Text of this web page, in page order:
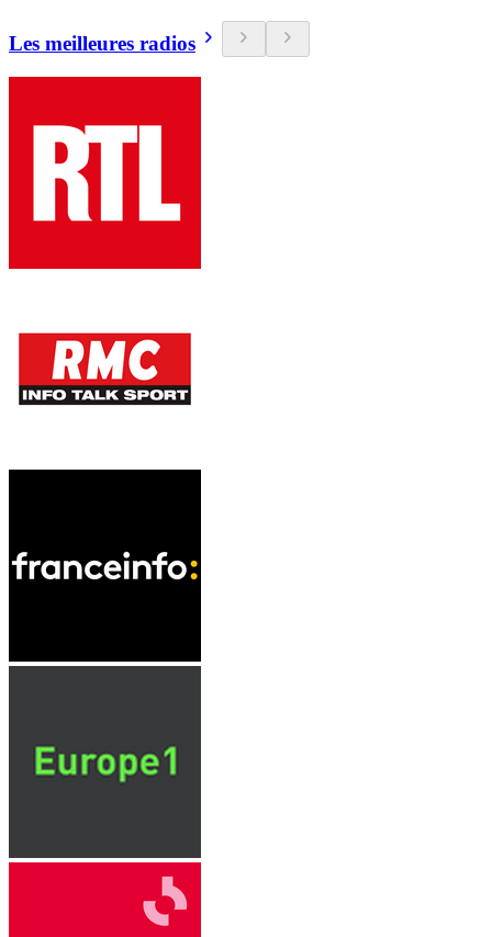
Les meilleures radios